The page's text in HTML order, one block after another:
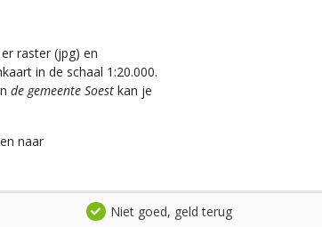
raster (jpg) en
in de schaal 1:20.000.
de gemeente Soest kan je
naar
Niet goed, geld terug